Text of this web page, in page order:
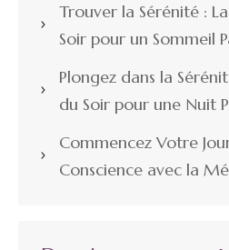
Trouver la Sérénité :
Soir pour un Sommeil
Plongez dans la
du Soir pour une Nuit
Commencez Votre
Conscience avec la